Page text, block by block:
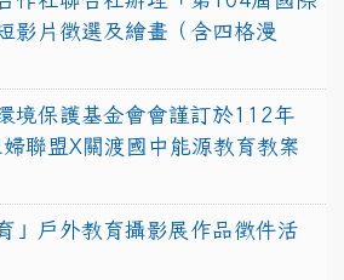
影片徵選及繪畫（含四格漫
境保護基金會會謹訂於112年
聯盟X關渡國中能源教育教案
」戶外教育攝影展作品徵件活